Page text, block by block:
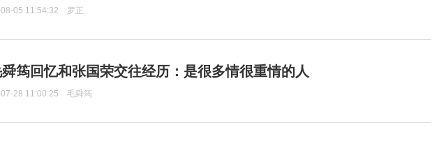
05 11:54:32 罗正
筠回忆和张国荣交往经历：是很多情很重情的人
28 11:00:25 毛舜筠